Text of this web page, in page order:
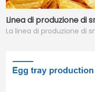
Linea di produzione di
La linea di produzione di